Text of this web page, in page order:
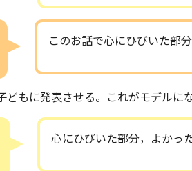
このお話で心にひびいた部
どもに発表させる。これがモデルにな
心にひびいた部分，よかっ